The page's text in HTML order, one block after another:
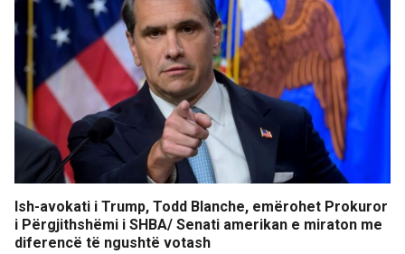
Ish-avokati i Trump, Todd Blanche, emërohet Prokuror
i Përgjithshëmi i SHBA/ Senati amerikan e miraton me
diferencë të ngushtë votash